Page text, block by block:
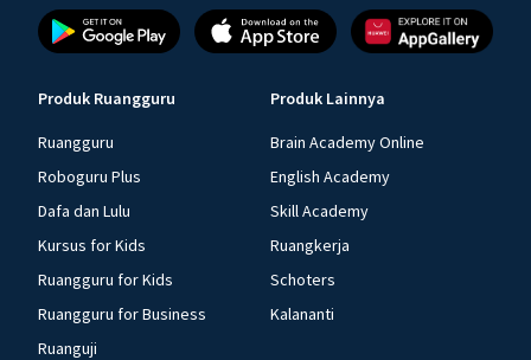
Produk Ruangguru
Ruangguru
Roboguru Plus
Dafa dan Lulu
Kursus for Kids
Ruangguru for Kids
Ruangguru for Business
Ruanguji
Produk Lainnya
Brain Academy Online
English Academy
Skill Academy
Ruangkerja
Schoters
Kalananti